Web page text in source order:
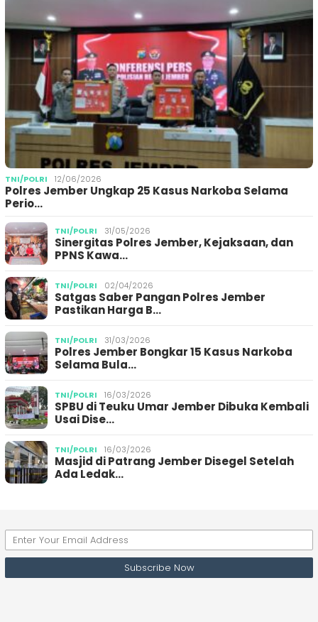
TNI/POLRI 12/06/2026
Polres Jember Ungkap 25 Kasus Narkoba Selama
Perio…
TNI/POLRI 31/05/2026
Sinergitas Polres Jember, Kejaksaan, dan
PPNS Kawa…
TNI/POLRI 02/04/2026
Satgas Saber Pangan Polres Jember
Pastikan Harga B…
TNI/POLRI 31/03/2026
Polres Jember Bongkar 15 Kasus Narkoba
Selama Bula…
TNI/POLRI 16/03/2026
SPBU di Teuku Umar Jember Dibuka Kembali
Usai Dise…
TNI/POLRI 16/03/2026
Masjid di Patrang Jember Disegel Setelah
Ada Ledak…